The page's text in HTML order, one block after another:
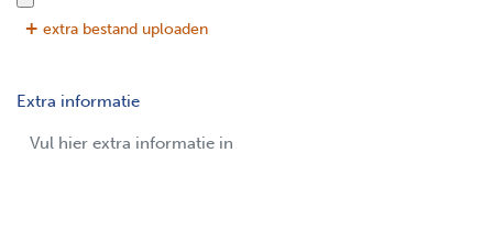
extra bestand uploaden
Extra informatie